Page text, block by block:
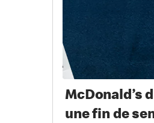
McDonald’s
une fin de